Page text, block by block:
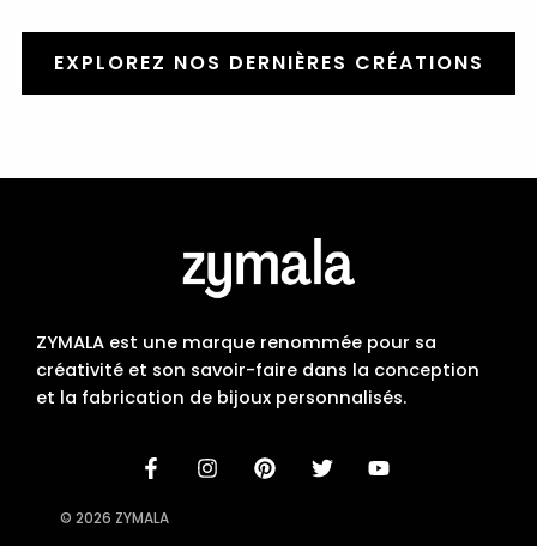
EXPLOREZ NOS DERNIÈRES CRÉATIONS
ZYMALA est une marque renommée pour sa
créativité et son savoir-faire dans la conception
et la fabrication de bijoux personnalisés.
© 2026 ZYMALA